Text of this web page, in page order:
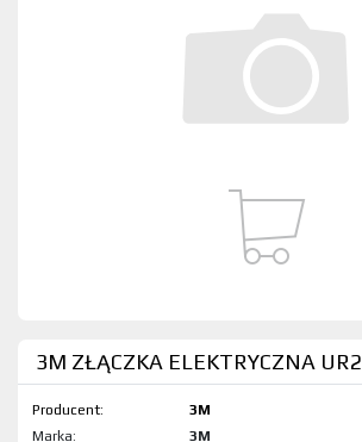
3M ZŁĄCZKA ELEKTRYCZNA UR2
Producent:
3M
Marka:
3M